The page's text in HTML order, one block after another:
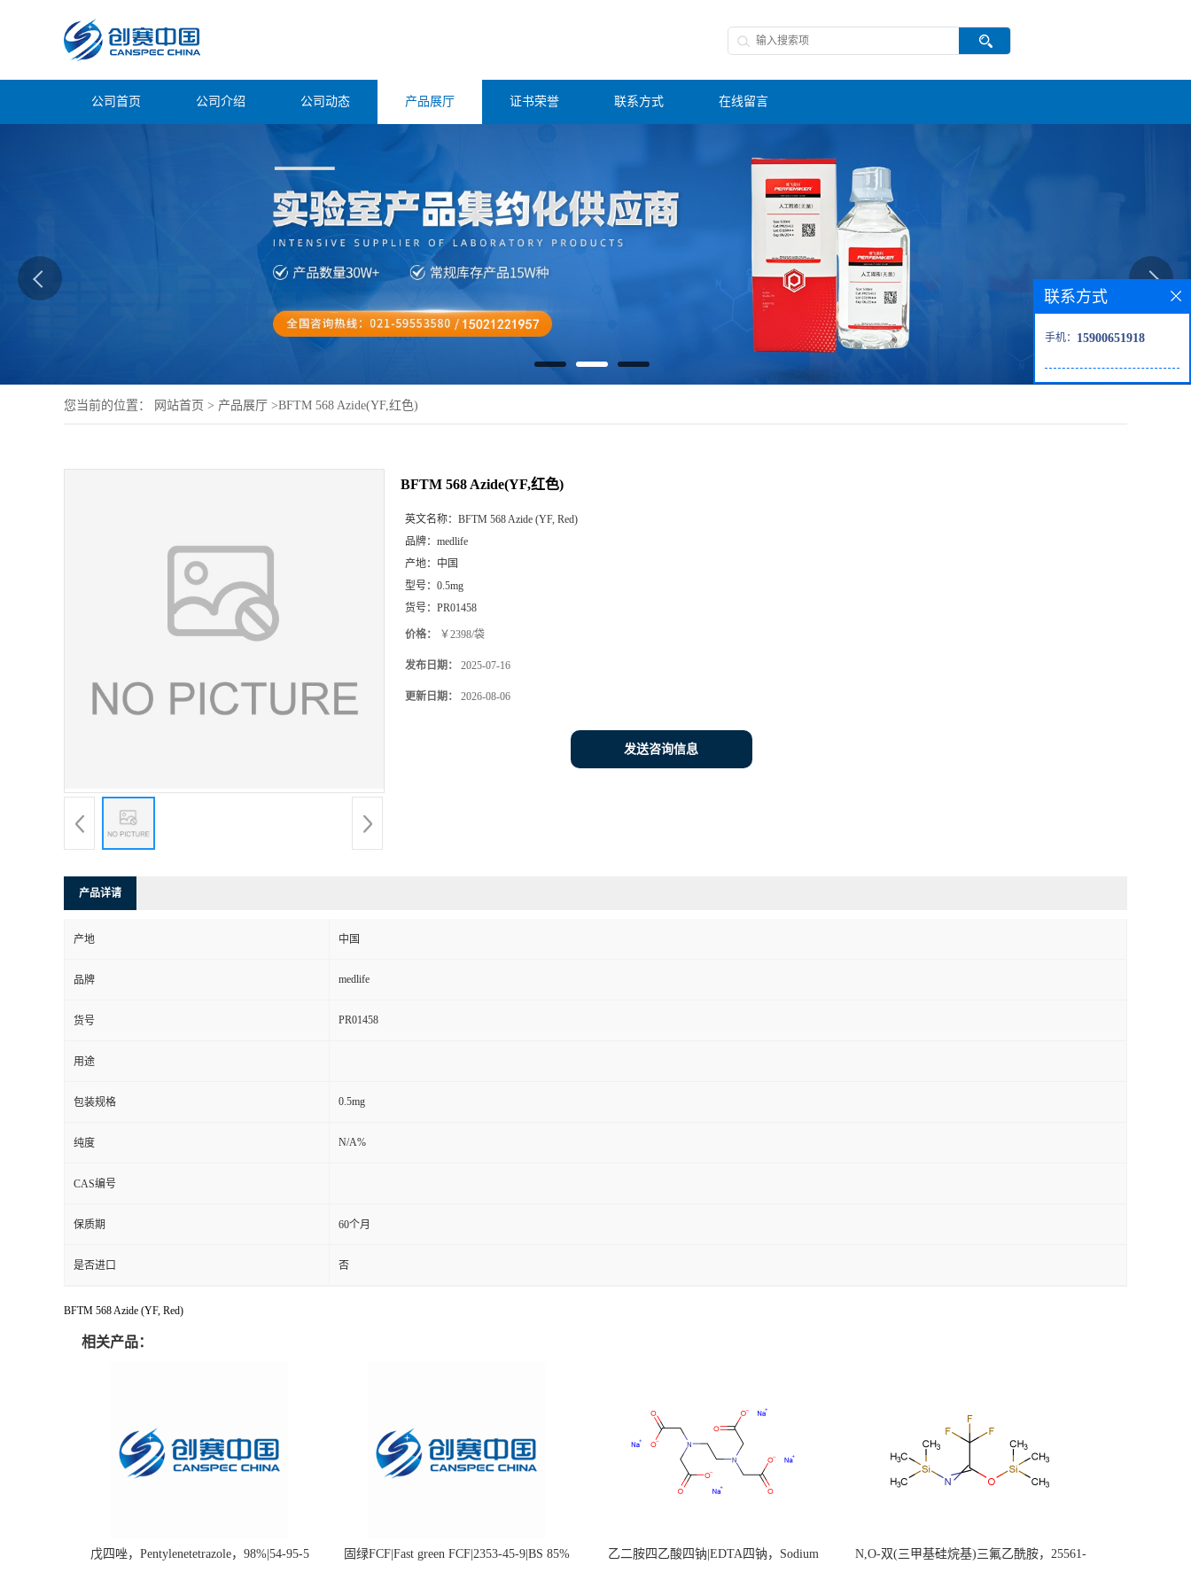
公司首页 公司介绍 公司动态 产品展厅 证书荣誉 联系方式 在线留言
您当前的位置： 网站首页 > 产品展厅 >BFTM 568 Azide(YF,红色)
BFTM 568 Azide(YF,红色)
英文名称： BFTM 568 Azide (YF, Red)
品牌： medlife
产地： 中国
型号： 0.5mg
货号： PR01458
价格： ￥2398/袋
发布日期： 2025-07-16
更新日期： 2026-08-06
发送咨询信息
产品详请
产地 中国
品牌 medlife
货号 PR01458
用途
包装规格 0.5mg
纯度 N/A%
CAS编号
保质期 60个月
是否进口 否
BFTM 568 Azide (YF, Red)
相关产品：
戊四唑，Pentylenetetrazole，98%|54-95-5 固绿FCF|Fast green FCF|2353-45-9|BS 85%
乙二胺四乙酸四钠|EDTA四钠，Sodium
N,O-双(三甲基硅烷基)三氟乙酰胺，25561-
联系方式
手机： 15900651918